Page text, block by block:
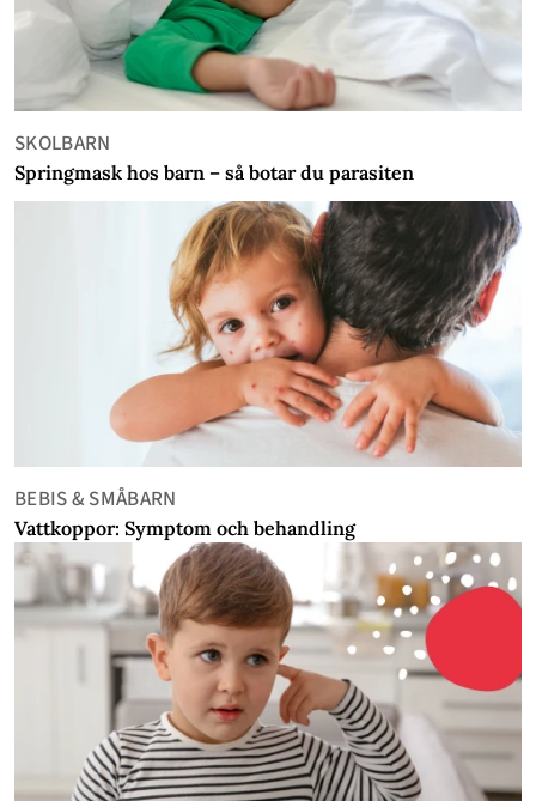
SKOLBARN
Springmask hos barn – så botar du parasiten
BEBIS & SMÅBARN
Vattkoppor: Symptom och behandling